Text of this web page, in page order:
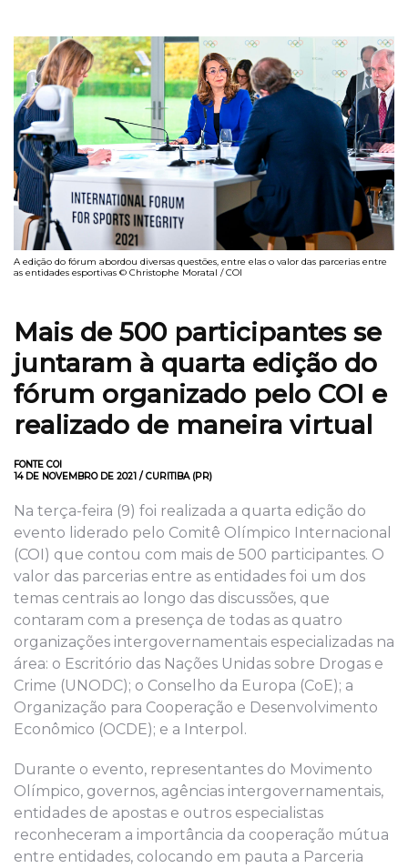
A edição do fórum abordou diversas questões, entre elas o valor das parcerias entre
as entidades esportivas © Christophe Moratal / COI
Mais de 500 participantes se
juntaram à quarta edição do
fórum organizado pelo COI e
realizado de maneira virtual
FONTE COI
14 DE NOVEMBRO DE 2021 / CURITIBA (PR)
Na terça-feira (9) foi realizada a quarta edição do
evento liderado pelo Comitê Olímpico Internacional
(COI) que contou com mais de 500 participantes. O
valor das parcerias entre as entidades foi um dos
temas centrais ao longo das discussões, que
contaram com a presença de todas as quatro
organizações intergovernamentais especializadas na
área: o Escritório das Nações Unidas sobre Drogas e
Crime (UNODC); o Conselho da Europa (CoE); a
Organização para Cooperação e Desenvolvimento
Econômico (OCDE); e a Interpol.
Durante o evento, representantes do Movimento
Olímpico, governos, agências intergovernamentais,
entidades de apostas e outros especialistas
reconheceram a importância da cooperação mútua
entre entidades, colocando em pauta a Parceria